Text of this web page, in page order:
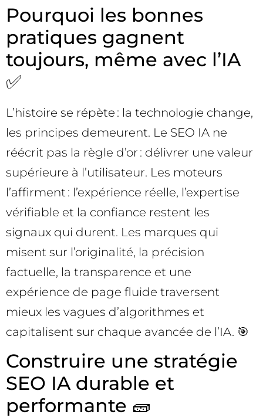
Pourquoi les bonnes
pratiques gagnent
toujours, même avec l’IA
✅
L’histoire se répète : la technologie change,
les principes demeurent. Le SEO IA ne
réécrit pas la règle d’or : délivrer une valeur
supérieure à l’utilisateur. Les moteurs
l’affirment : l’expérience réelle, l’expertise
vérifiable et la confiance restent les
signaux qui durent. Les marques qui
misent sur l’originalité, la précision
factuelle, la transparence et une
expérience de page fluide traversent
mieux les vagues d’algorithmes et
capitalisent sur chaque avancée de l’IA. 🎯
Construire une stratégie
SEO IA durable et
performante 🧱